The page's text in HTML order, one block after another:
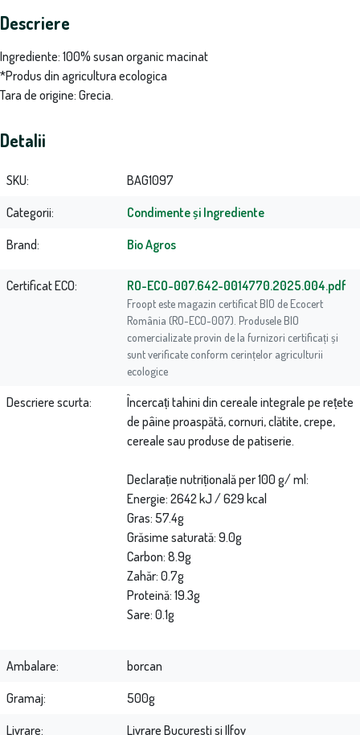
Descriere
Ingrediente: 100% susan organic macinat
*Produs din agricultura ecologica
Tara de origine: Grecia.
Detalii
SKU
BAG1097
Categorii
Condimente și Ingrediente
Brand
Bio Agros
Certificat ECO RO-ECO-007.642-0014770.2025.004.pdf
Froopt este magazin certificat BIO de Ecocert
România (RO-ECO-007). Produsele BIO
comercializate provin de la furnizori certificați și
sunt verificate conform cerințelor agriculturii
ecologice
Descriere scurta
Încercați tahini din cereale integrale pe rețete
de pâine proaspătă, cornuri, clătite, crepe,
cereale sau produse de patiserie.
Declarație nutrițională per 100 g/ ml:
Energie: 2642 kJ / 629 kcal
Gras: 57.4g
Grăsime saturată: 9.0g
Carbon: 8.9g
Zahăr: 0.7g
Proteină: 19.3g
Sare: 0.1g
Ambalare
borcan
Gramaj
500g
Livrare
Livrare Bucuresti si Ilfov